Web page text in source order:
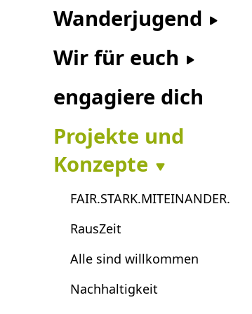
Wanderjugend
Wir für euch
engagiere dich
Projekte und
Konzepte
FAIR.STARK.MITEINANDER.
RausZeit
Alle sind willkommen
Nachhaltigkeit